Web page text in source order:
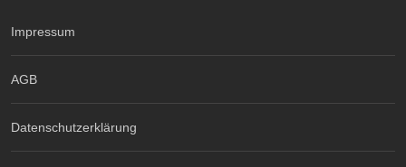
Impressum
AGB
Datenschutzerklärung